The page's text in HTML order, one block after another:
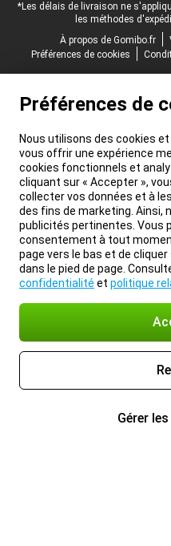
*Les délais de livraison ne
les méthodes
À propos de Gomibo.fr
Préférences de cookies
Préférences de
Nous utilisons des cookies
vous offrir une expérience
cookies fonctionnels et
cliquant sur « Accepter »,
collecter vos données et à
des fins de marketing. Ainsi,
publicités pertinentes. Vous
consentement à tout
page vers le bas et de cliquer
dans le pied de page.
confidentialité et politique
Gérer